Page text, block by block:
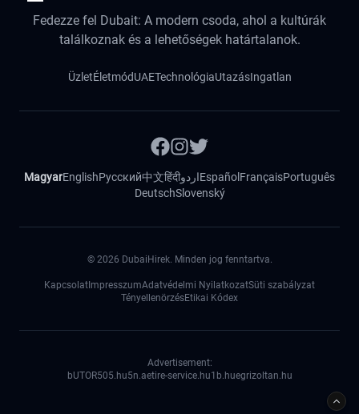
Fedezze fel Dubait: A modern csoda, ahol a kultúrák
találkoznak és a lehetőségek határtalanok.
ÜzletÉletmódUAETechnológiaUtazásIngatlan
MagyarEnglishРусский中文हिंदीاردوEspañol FrançaisPortuguês
DeutschSlovenský
© 2026 DubaiHirek. Minden jog fenntartva.
Kapcsolat ImpresszumAdatvédelmi NyilatkozatSüti szabályzat
TényellenörzésEtikai Kódex
Advertisement:
bUTOR505.hu5n.aetire-service.hu1b.huegrizoltan.hu